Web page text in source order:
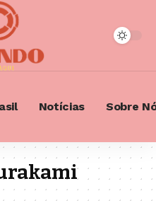
Notícias Sobre